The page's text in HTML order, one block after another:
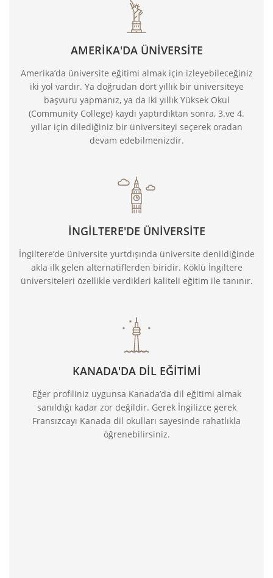
AMERİKA'DA ÜNİVERSİTE
Amerika’da üniversite eğitimi almak için izleyebileceğiniz
iki yol vardır. Ya doğrudan dört yıllık bir üniversiteye
başvuru yapmanız, ya da iki yıllık Yüksek Okul
(Community College) kaydı yaptırdıktan sonra, 3.ve 4.
yıllar için dilediğiniz bir üniversiteyi seçerek oradan
devam edebilmenizdir.
İNGİLTERE'DE ÜNİVERSİTE
İngiltere’de üniversite yurtdışında üniversite denildiğinde
akla ilk gelen alternatiflerden biridir. Köklü İngiltere
üniversiteleri özellikle verdikleri kaliteli eğitim ile tanınır.
KANADA'DA DİL EĞİTİMİ
Eğer profiliniz uygunsa Kanada’da dil eğitimi almak
sanıldığı kadar zor değildir. Gerek İngilizce gerek
Fransızcayı Kanada dil okulları sayesinde rahatlıkla
öğrenebilirsiniz.